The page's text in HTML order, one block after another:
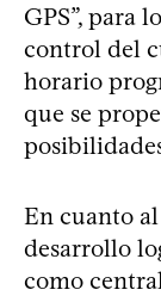
GPS”, para
control del
horario
que se
En cuanto
desarrollo
como